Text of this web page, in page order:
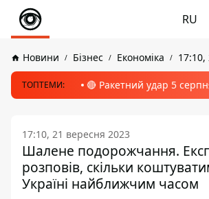
RU
Новини Бізнес Економіка
ТОПТЕМИ: 🔴 Ракетний удар 5
17:10, 21 вересня 2023
Шалене подорожчання.
розповів, скільки
Україні найближчим часом